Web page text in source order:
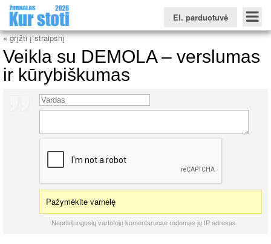
El. parduotuvė
Konkursinio balo skaičiuoklė
Naujienos Svarbiausios datos Apie studijas užsienyje Testai
Kolegijų sritis
Profesinių mokyklų sritis
« grįžti į straipsnį
Veikla su DEMOLA – verslumas
ir kūrybiškumas
Pažymėkite varnelę
Neprisijungusių vartotojų komentaruose rodomas jų IP adresas.